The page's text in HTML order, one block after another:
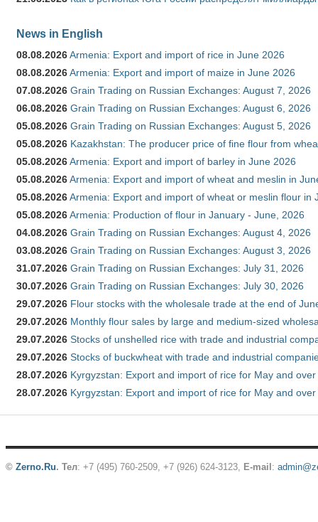
News in English
08.08.2026Armenia: Export and import of rice in June 2026
08.08.2026Armenia: Export and import of maize in June 2026
07.08.2026 Grain Trading on Russian Exchanges: August 7, 2026
06.08.2026 Grain Trading on Russian Exchanges: August 6, 2026
05.08.2026 Grain Trading on Russian Exchanges: August 5, 2026
05.08.2026 Kazakhstan: The producer price of fine flour from
05.08.2026Armenia: Export and import of barley in June 2026
05.08.2026Armenia: Export and import of wheat and meslin in
05.08.2026Armenia: Export and import of wheat or meslin flour in
05.08.2026Armenia: Production of flour in January - June, 2026
04.08.2026 Grain Trading on Russian Exchanges: August 4, 2026
03.08.2026 Grain Trading on Russian Exchanges: August 3, 2026
31.07.2026 Grain Trading on Russian Exchanges: July 31, 2026
30.07.2026 Grain Trading on Russian Exchanges: July 30, 2026
29.07.2026 Flour stocks with the wholesale trade at the end of
29.07.2026 Monthly flour sales by large and medium-sized
29.07.2026 Stocks of unshelled rice with trade and industrial
29.07.2026 Stocks of buckwheat with trade and industrial
28.07.2026 Kyrgyzstan: Export and import of rice for May and
28.07.2026 Kyrgyzstan: Export and import of rice for May and
© Zerno.Ru. Тел: +7 (495) 760-2509, +7 (926) 624-3123, E-mail :